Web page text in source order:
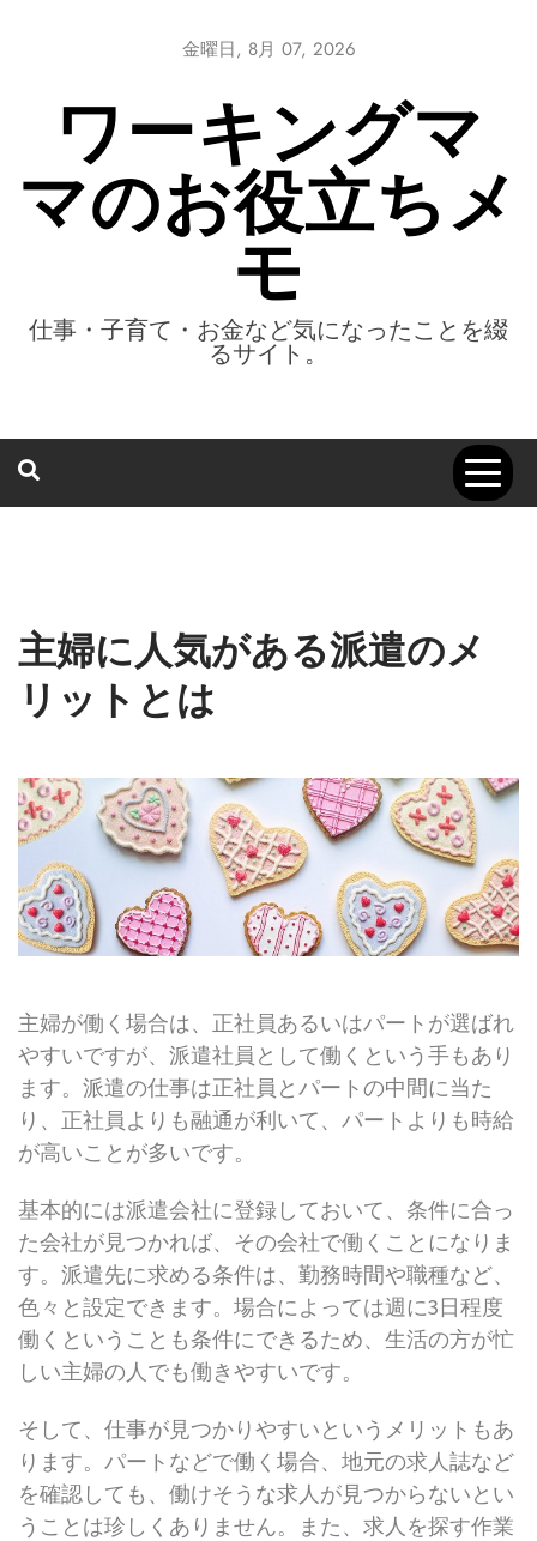
金曜日, 8月 07, 2026
ワーキングマ
マのお役立ちメ
モ
仕事・子育て・お金など気になったことを綴
るサイト。
主婦に人気がある派遣のメ
リットとは
主婦が働く場合は、正社員あるいはパートが選ばれ
やすいですが、派遣社員として働くという手もあり
ます。派遣の仕事は正社員とパートの中間に当た
り、正社員よりも融通が利いて、パートよりも時給
が高いことが多いです。
基本的には派遣会社に登録しておいて、条件に合っ
た会社が見つかれば、その会社で働くことになりま
す。派遣先に求める条件は、勤務時間や職種など、
色々と設定できます。場合によっては週に3日程度
働くということも条件にできるため、生活の方が忙
しい主婦の人でも働きやすいです。
そして、仕事が見つかりやすいというメリットもあ
ります。パートなどで働く場合、地元の求人誌など
を確認しても、働けそうな求人が見つからないとい
うことは珍しくありません。また、求人を探す作業